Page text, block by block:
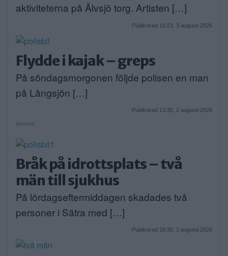
aktiviteterna på Älvsjö torg. Artisten […]
Publicerad 16:23, 3 augusti 2026
Flydde i kajak – greps
På söndagsmorgonen följde polisen en man
på Långsjön […]
Publicerad 13:35, 2 augusti 2026
Annons:
Bråk på idrottsplats – två
män till sjukhus
På lördagseftermiddagen skadades två
personer i Sätra med […]
Publicerad 16:30, 1 augusti 2026